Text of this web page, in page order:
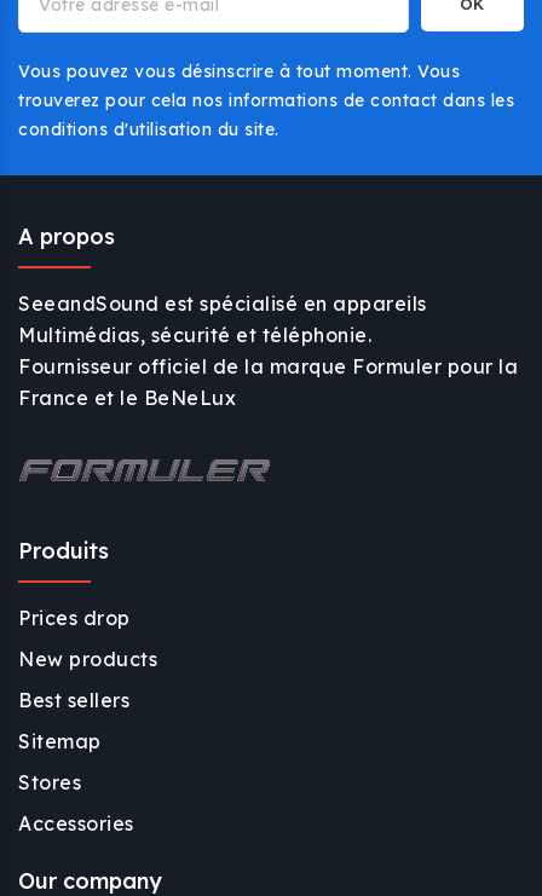
Vous pouvez vous désinscrire à tout moment. Vous
trouverez pour cela nos informations de contact dans les
conditions d'utilisation du site.
A propos
SeeandSound est spécialisé en appareils
Multimédias, sécurité et téléphonie.
Fournisseur officiel de la marque Formuler pour la
France et le BeNeLux
Produits
Prices drop
New products
Best sellers
Sitemap
Stores
Accessories
Our company